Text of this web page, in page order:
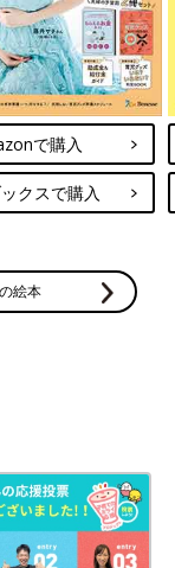
で購入
クスで購入
絵本